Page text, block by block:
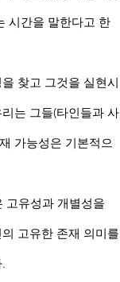
시간을 말한다고 한
찾고 그것을 실현시
는 그들(타인들과 사
가능성은 기본적으
고유성과 개별성을
고유한 존재 의미를